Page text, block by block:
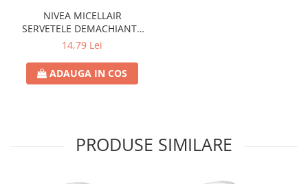
NIVEA MICELLAIR
SERVETELE DEMACHIANTE
ROSEWATER, 25 BUC.
14,79 Lei
ADAUGA IN COS
PRODUSE SIMILARE